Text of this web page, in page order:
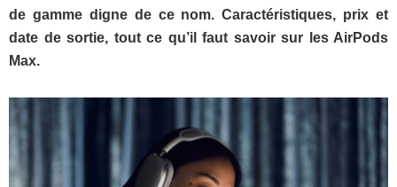
de gamme digne de ce nom. Caractéristiques, prix et
date de sortie, tout ce qu’il faut savoir sur les AirPods
Max.